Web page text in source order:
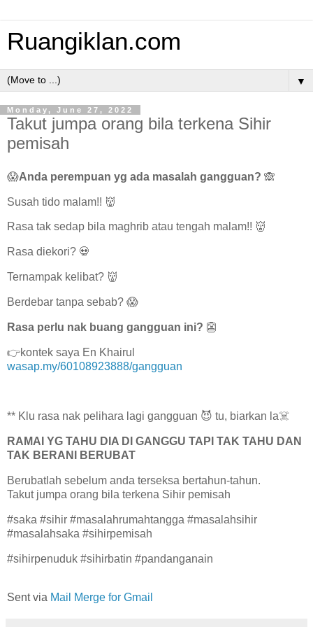
Ruangiklan.com
▼
Monday, June 27, 2022
Takut jumpa orang bila terkena Sihir
pemisah
😱Anda perempuan yg ada masalah gangguan? 🙈
Susah tido malam!! 👹
Rasa tak sedap bila maghrib atau tengah malam!! 👹
Rasa diekori? 💀
Ternampak kelibat? 👹
Berdebar tanpa sebab? 😱
Rasa perlu nak buang gangguan ini? 👺
👉kontek saya En Khairul
wasap.my/60108923888/gangguan
** Klu rasa nak pelihara lagi gangguan 😈 tu, biarkan la☠️
RAMAI YG TAHU DIA DI GANGGU TAPI TAK TAHU DAN
TAK BERANI BERUBAT
Berubatlah sebelum anda terseksa bertahun-tahun.
Takut jumpa orang bila terkena Sihir pemisah
#saka #sihir #masalahrumahtangga #masalahsihir
#masalahsaka #sihirpemisah
#sihirpenuduk #sihirbatin #pandanganain
Sent via Mail Merge for Gmail